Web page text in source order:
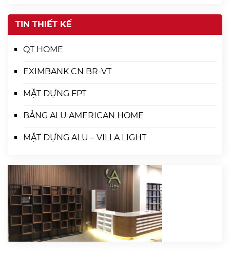
TIN THIẾT KẾ
QT HOME
EXIMBANK CN BR-VT
MẶT DỰNG FPT
BẢNG ALU AMERICAN HOME
MẶT DỰNG ALU – VILLA LIGHT